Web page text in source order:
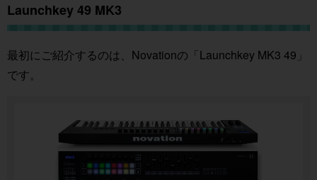
Launchkey 49 MK3
最初にご紹介するのは、Novationの「Launchkey MK3 49」
です。